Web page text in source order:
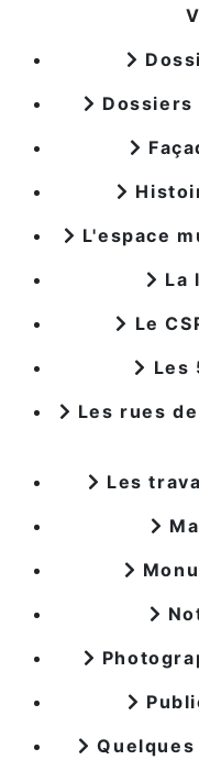
Dossiers
L'espace
La
Le
Les
Les rues
Les